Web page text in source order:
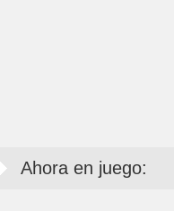
Ahora en juego: